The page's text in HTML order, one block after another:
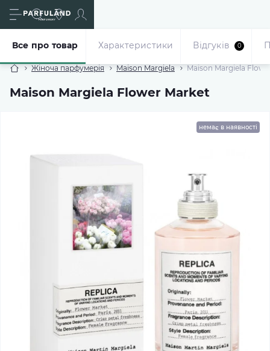
Жіноча парфумерія Maison Margiela Maison Margiela
Maison Margiela Flower Market
Все про товар Характеристики Відгуків 0
немає в наявності